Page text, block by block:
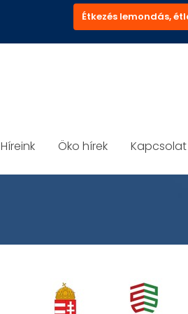
Étkezés lemondás,
Híreink Öko hírek Kapcsolat